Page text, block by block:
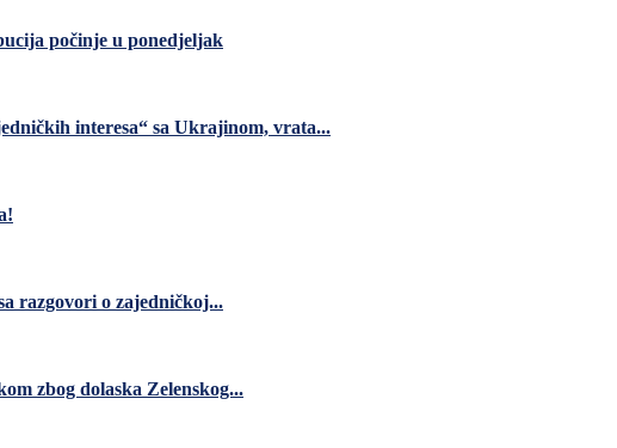
počinje u ponedjeljak
interesa“ sa Ukrajinom, vrata...
razgovori o zajedničkoj...
zbog dolaska Zelenskog...